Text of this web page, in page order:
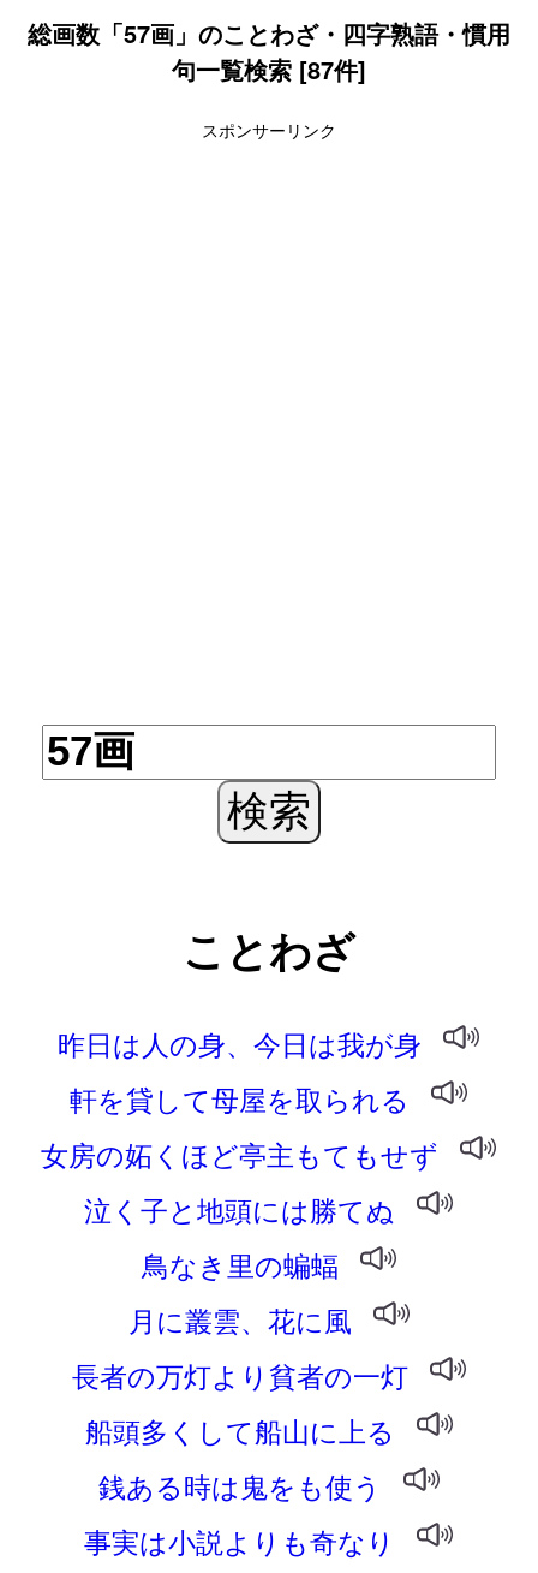
総画数「57画」のことわざ・四字熟語・慣用
句一覧検索 [87件]
スポンサーリンク
ことわざ
昨日は人の身、今日は我が身
軒を貸して母屋を取られる
女房の妬くほど亭主もてもせず
泣く子と地頭には勝てぬ
鳥なき里の蝙蝠
月に叢雲、花に風
長者の万灯より貧者の一灯
船頭多くして船山に上る
銭ある時は鬼をも使う
事実は小説よりも奇なり